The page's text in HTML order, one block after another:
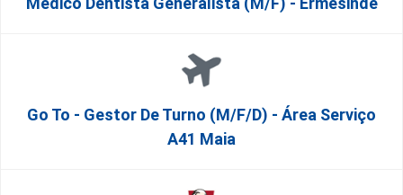
Go To - Gestor De Turno (m/f/d) - Área Serviço
A41 Maia